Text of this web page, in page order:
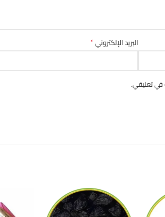
البريد الإلكتروني*
في تعليقي.